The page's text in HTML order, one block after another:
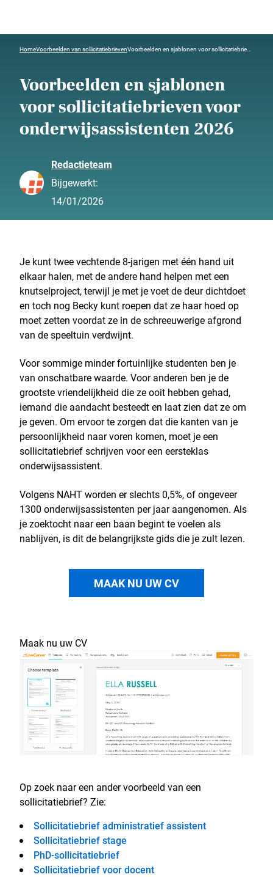
HomeVoorbeelden van sollicitatiebrieven Voorbeelden en sjablonen voor sollicitatiebrieven voor onderwijsassistenten 2026
Voorbeelden en sjablonen
voor sollicitatiebrieven voor
onderwijsassistenten 2026
Redactieteam
Bijgewerkt:
14/01/2026
Je kunt twee vechtende 8-jarigen met één hand uit
elkaar halen, met de andere hand helpen met een
knutselproject, terwijl je met je voet de deur dichtdoet
en toch nog Becky kunt roepen dat ze haar hoed op
moet zetten voordat ze in de schreeuwerige afgrond
van de speeltuin verdwijnt.
Voor sommige minder fortuinlijke studenten ben je
van onschatbare waarde. Voor anderen ben je de
grootste vriendelijkheid die ze ooit hebben gehad,
iemand die aandacht besteedt en laat zien dat ze om
je geven. Om ervoor te zorgen dat die kanten van je
persoonlijkheid naar voren komen, moet je een
sollicitatiebrief schrijven voor een eersteklas
onderwijsassistent.
Volgens NAHT worden er slechts 0,5%, of ongeveer
1300 onderwijsassistenten per jaar aangenomen. Als
je zoektocht naar een baan begint te voelen als
nablijven, is dit de belangrijkste gids die je zult lezen.
MAAK NU UW CV
Maak nu uw CV
Op zoek naar een ander voorbeeld van een
sollicitatiebrief? Zie:
Sollicitatiebrief administratief assistent
Sollicitatiebrief stage
PhD-sollicitatiebrief
Sollicitatiebrief voor docent